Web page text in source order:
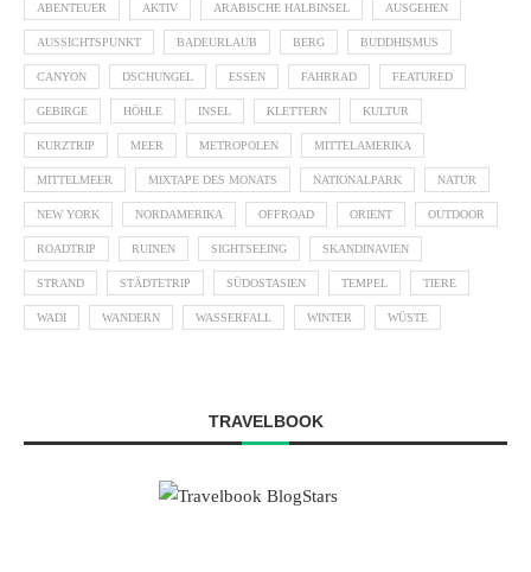
ABENTEUER AKTIV ARABISCHE HALBINSEL AUSGEHEN
AUSSICHTSPUNKT BADEURLAUB BERG BUDDHISMUS
CANYON DSCHUNGEL ESSEN FAHRRAD FEATURED
GEBIRGE HÖHLE INSEL KLETTERN KULTUR
KURZTRIP MEER METROPOLEN MITTELAMERIKA
MITTELMEER MIXTAPE DES MONATS NATIONALPARK NATUR
NEW YORK NORDAMERIKA OFFROAD ORIENT OUTDOOR
ROADTRIP RUINEN SIGHTSEEING SKANDINAVIEN
STRAND STÄDTETRIP SÜDOSTASIEN TEMPEL TIERE
WADI WANDERN WASSERFALL WINTER WÜSTE
TRAVELBOOK